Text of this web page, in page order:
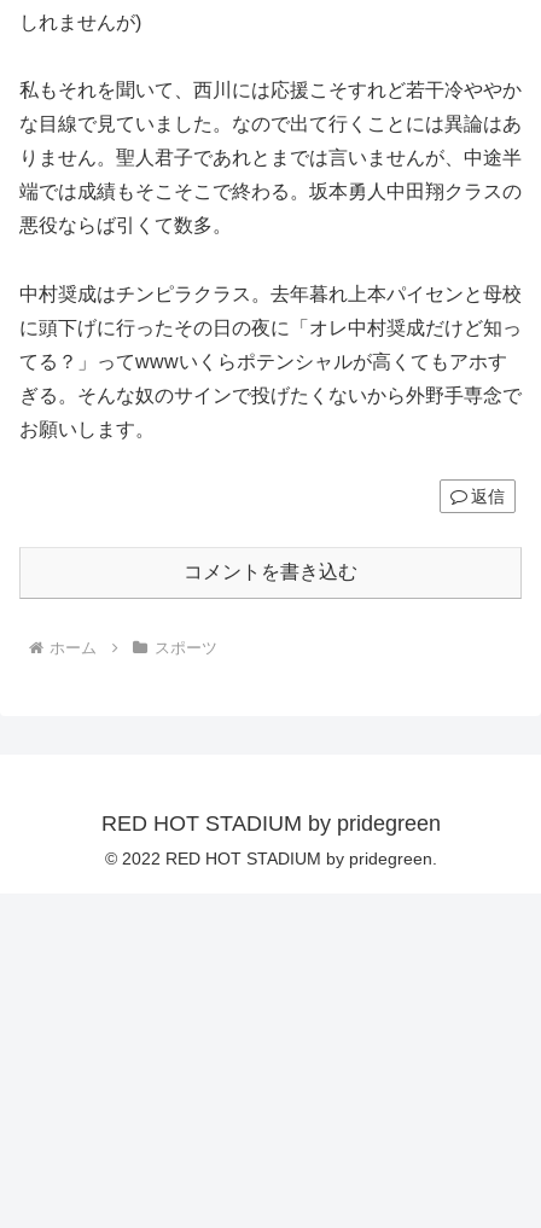
しれませんが)
私もそれを聞いて、西川には応援こそすれど若干冷ややか
な目線で見ていました。なので出て行くことには異論はあ
りません。聖人君子であれとまでは言いませんが、中途半
端では成績もそこそこで終わる。坂本勇人中田翔クラスの
悪役ならば引くて数多。
中村奨成はチンピラクラス。去年暮れ上本パイセンと母校
に頭下げに行ったその日の夜に「オレ中村奨成だけど知っ
てる？」ってwwwいくらポテンシャルが高くてもアホす
ぎる。そんな奴のサインで投げたくないから外野手専念で
お願いします。
返信
コメントを書き込む
ホーム スポーツ
RED HOT STADIUM by pridegreen
© 2022 RED HOT STADIUM by pridegreen.